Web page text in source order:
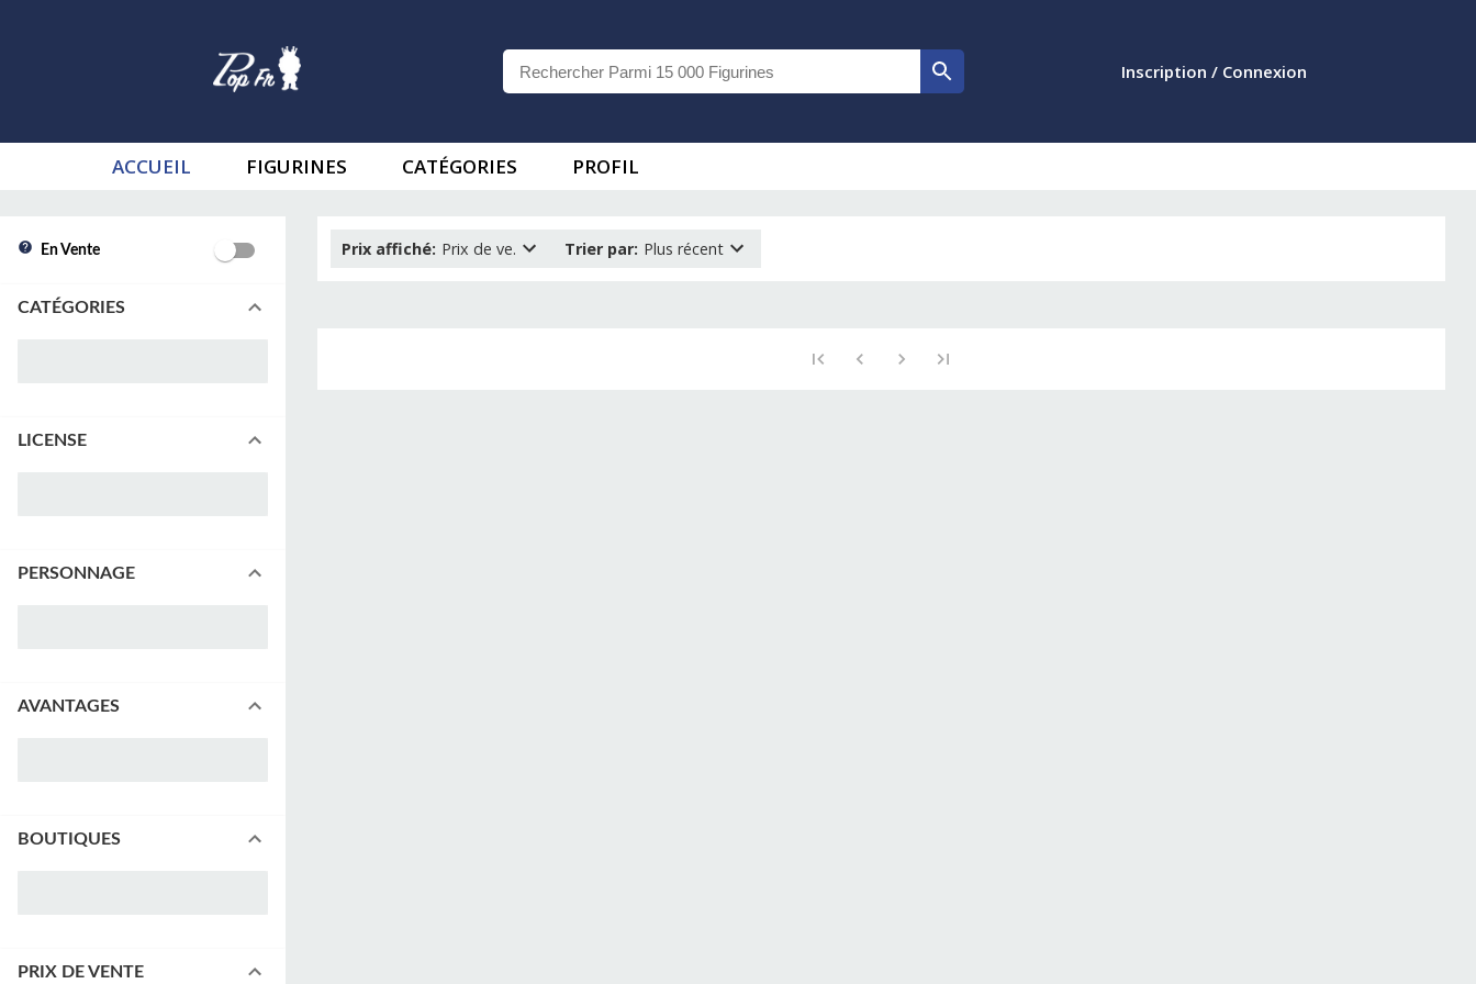
Inscription / Connexion
ACCUEIL FIGURINES CATÉGORIES PROFIL
En Vente
CATÉGORIES
LICENSE
PERSONNAGE
AVANTAGES
BOUTIQUES
PRIX DE VENTE
Prix affiché: Prix de ve. Trier par: Plus récent